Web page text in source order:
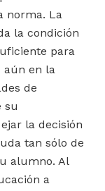
norma. La
la condición
para
en la
de
su
la decisión
tan sólo de
alumno. Al
a